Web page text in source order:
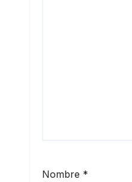
Nombre *